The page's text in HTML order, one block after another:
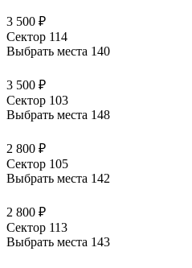
3 500 ₽
Сектор 114
Выбрать места 140
3 500 ₽
Сектор 103
Выбрать места 148
2 800 ₽
Сектор 105
Выбрать места 142
2 800 ₽
Сектор 113
Выбрать места 143